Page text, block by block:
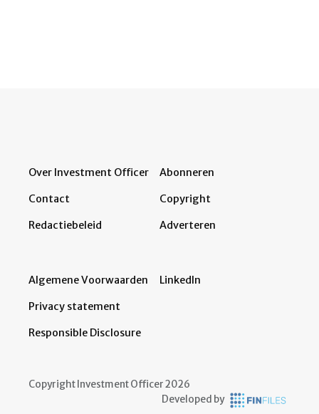
Over Investment Officer
Contact
Redactiebeleid
Abonneren
Copyright
Adverteren
Algemene Voorwaarden
Privacy statement
Responsible Disclosure
LinkedIn
Copyright Investment Officer 2026
Developed by